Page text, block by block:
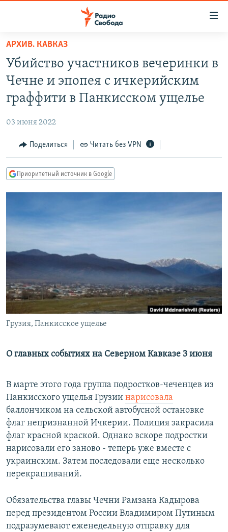
упрощенного
доступа
Вернуться
основному
Вернутся
Вернутся
ПРОГРАММЫ
АВТОРСКИЕ ПРОЕКТЫ
МНЕНИЯ
КУЛЬТУРА
КАВКАЗ.РЕАЛИИ
СИБИРЬ.РЕАЛИИ
ПОДПИШИТЕСЬ НА РАССЫЛКУ
СОЦИАЛЬНЫЕ СЕТИ
Все сайты РСЕ/РС
АРХИВ. КАВКАЗ
Убийство участников вечеринки в
Чечне и эпопея с ичкерийским
граффити в Панкисском ущелье
03 июня 2022
Поделиться Читать без VPN
Приоритетный источник в Google
Грузия, Панкисское ущелье
О главных событиях на Северном Кавказе 3 июня
В марте этого года группа подростков-чеченцев из
Панкисского ущелья Грузии нарисовала
баллончиком на сельской автобусной остановке
флаг непризнанной Ичкерии. Полиция закрасила
флаг красной краской. Однако вскоре подростки
нарисовали его заново - теперь уже вместе с
украинским. Затем последовали еще несколько
перекрашиваний.
Обязательства главы Чечни Рамзана Кадырова
перед президентом России Владимиром Путиным
подразумевают еженедельную отправку для